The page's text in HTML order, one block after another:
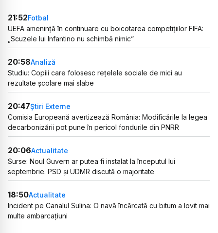
21:52Fotbal
UEFA amenință în continuare cu boicotarea competițiilor FIFA:
„Scuzele lui Infantino nu schimbă nimic”
20:58Analiză
Studiu: Copiii care folosesc rețelele sociale de mici au
rezultate școlare mai slabe
20:47Știri Externe
Comisia Europeană avertizează România: Modificările la legea
decarbonizării pot pune în pericol fondurile din PNRR
20:06Actualitate
Surse: Noul Guvern ar putea fi instalat la începutul lui
septembrie. PSD și UDMR discută o majoritate
18:50Actualitate
Incident pe Canalul Sulina: O navă încărcată cu bitum a lovit mai
multe ambarcațiuni